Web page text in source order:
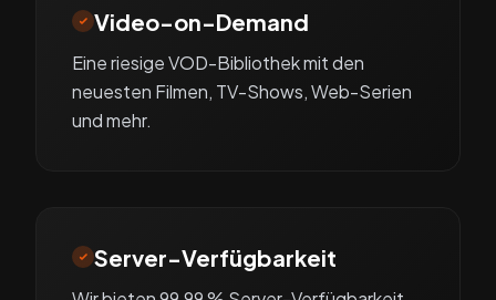
Video-on-Demand
Eine riesige VOD-Bibliothek mit den
neuesten Filmen, TV-Shows, Web-Serien
und mehr.
Server-Verfügbarkeit